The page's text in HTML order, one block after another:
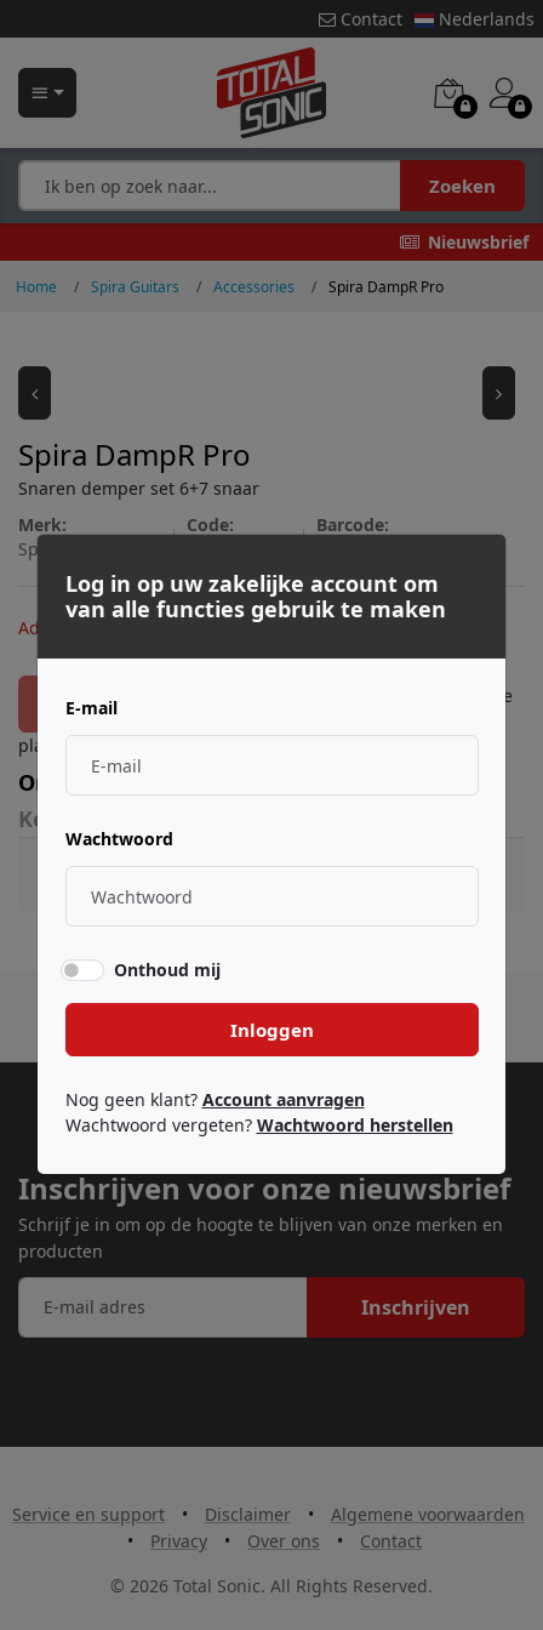
Contact Nederlands
Zoeken
Nieuwsbrief
Home Spira Guitars Accessories Spira DampR Pro
Spira DampR Pro
Snaren demper set 6+7 snaar
Merk:
Spira-guitars
Code:
Barcode:
Adviesprijs: € 12,00
Toevoegen om bestellingen te
plaatsen.
Omschrijving
Kenmerken
Inschrijven voor onze nieuwsbrief
Schrijf je in om op de hoogte te blijven van onze merken en
producten
Inschrijven
Service en support • Disclaimer •
Algemene voorwaarden
•
Privacy • Over ons •
Contact
© 2026 Total Sonic. All Rights Reserved.
Log in op uw zakelijke account om
van alle functies gebruik te maken
E-mail
Wachtwoord
Onthoud mij
Inloggen
Nog geen klant? Account aanvragen
Wachtwoord vergeten? Wachtwoord herstellen